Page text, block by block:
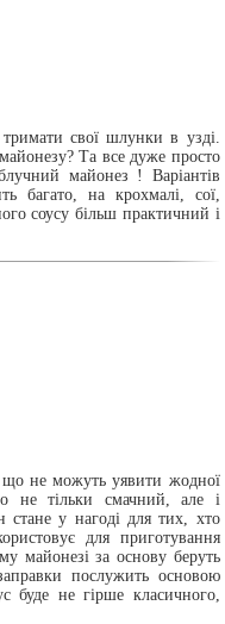
свої шлунки в узді.
Та все дуже просто
майонез ! Варіантів
багато, на крохмалі, сої,
соусу більш практичний і
що не можуть уявити жодної
не тільки смачний, але і
у нагоді для тих, хто
для приготування
майонезі за основу беруть
послужить основою
не гірше класичного,